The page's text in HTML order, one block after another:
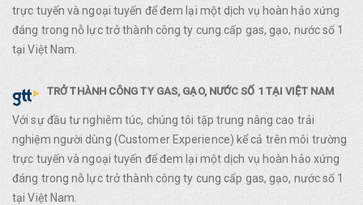
trực tuyến và ngoại tuyến để đem lại một dịch vụ hoàn hảo xứng
đáng trong nỗ lực trở thành công ty cung cấp gas, gạo, nước số 1
tại Việt Nam.
TRỞ THÀNH CÔNG TY GAS, GẠO, NƯỚC SỐ 1 TẠI VIỆT NAM
Với sự đầu tư nghiêm túc, chúng tôi tập trung nâng cao trải
nghiệm người dùng (Customer Experience) kể cả trên môi trường
trực tuyến và ngoại tuyến để đem lại một dịch vụ hoàn hảo xứng
đáng trong nỗ lực trở thành công ty cung cấp gas, gạo, nước số 1
tại Việt Nam.